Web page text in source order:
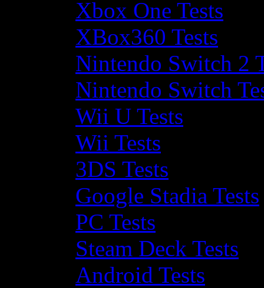
Xbox One Tests
XBox360 Tests
Nintendo Switch 2
Nintendo Switch
Wii U Tests
Wii Tests
3DS Tests
Google Stadia Tests
PC Tests
Steam Deck Tests
Android Tests